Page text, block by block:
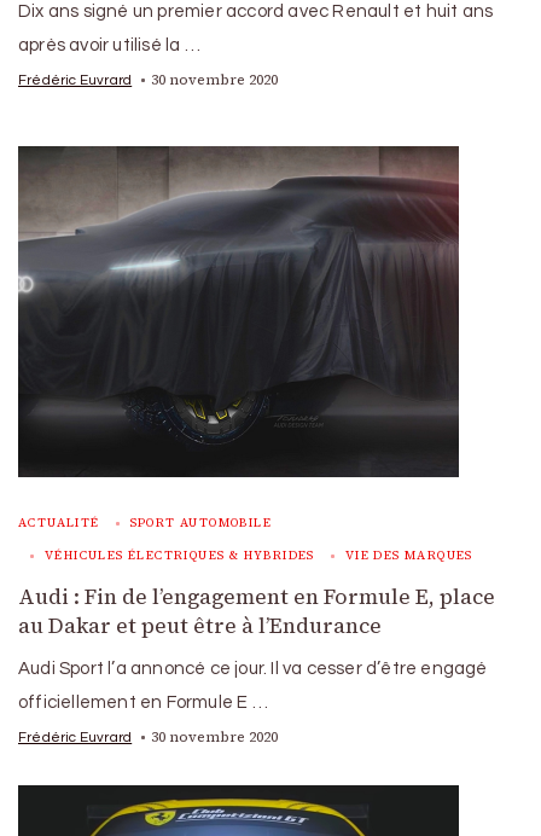
Dix ans signé un premier accord avec Renault et huit ans
après avoir utilisé la …
Frédéric Euvrard 30 novembre 2020
ACTUALITÉ SPORT AUTOMOBILE
VÉHICULES ÉLECTRIQUES & HYBRIDES VIE DES MARQUES
Audi : Fin de l’engagement en Formule E, place
au Dakar et peut être à l’Endurance
Audi Sport l’a annoncé ce jour. Il va cesser d’être engagé
officiellement en Formule E …
Frédéric Euvrard 30 novembre 2020